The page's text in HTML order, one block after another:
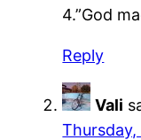
4.”God
Reply
Vali